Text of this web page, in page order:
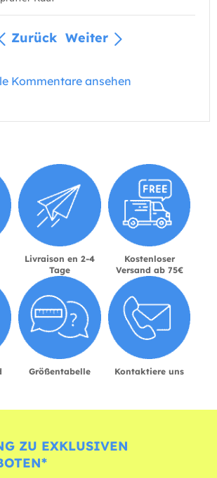
Zurück Weiter
Kommentare ansehen
Livraison en 2-4
Tage
Kostenloser
Versand ab 75€
Größentabelle Kontaktiere uns
ZU EXKLUSIVEN